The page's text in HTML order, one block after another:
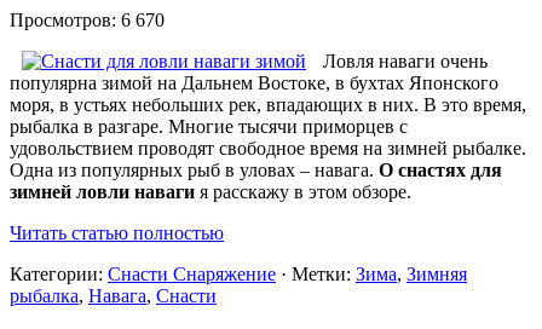
Просмотров: 6 670
Ловля наваги очень
популярна зимой на Дальнем Востоке, в бухтах Японского
моря, в устьях небольших рек, впадающих в них. В это время,
рыбалка в разгаре. Многие тысячи приморцев с
удовольствием проводят свободное время на зимней рыбалке.
Одна из популярных рыб в уловах – навага. О снастях для
зимней ловли наваги я расскажу в этом обзоре.
Читать статью полностью
Категории: Снасти Снаряжение · Метки: Зима, Зимняя
рыбалка, Навага, Снасти